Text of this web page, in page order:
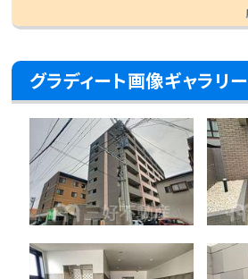
グラディート画像ギャラリー